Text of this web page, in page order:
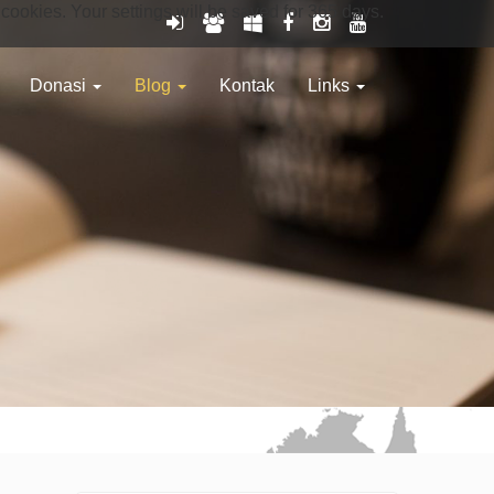
Donasi Blog Kontak Links
Your settings will be saved for 365 days.